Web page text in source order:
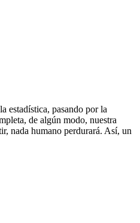
estadística, pasando por la
de algún modo, nuestra
nada humano perdurará. Así, un